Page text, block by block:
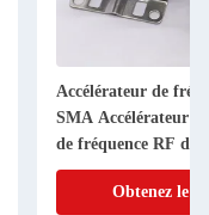
Accélérateur de
SMA Accélérateur
de fréquence RF de
Connecteur 1-40dB
Obtenez le